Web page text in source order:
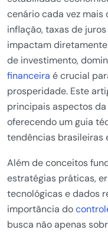
cenário cada vez mais
inflação, taxas de
impactam
de investimento,
financeira é crucial
prosperidade. Este
principais aspectos
oferecendo um guia
tendências brasileiras
Além de conceitos
estratégias práticas,
tecnológicas e dados
importância do
busca não apenas